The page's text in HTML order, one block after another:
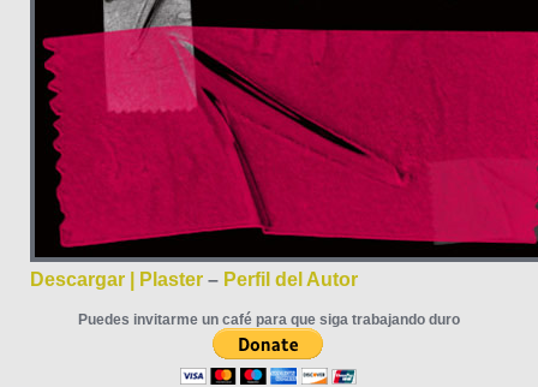
Descargar | Plaster – Perfil del Autor
Puedes invitarme un café para que siga trabajando duro